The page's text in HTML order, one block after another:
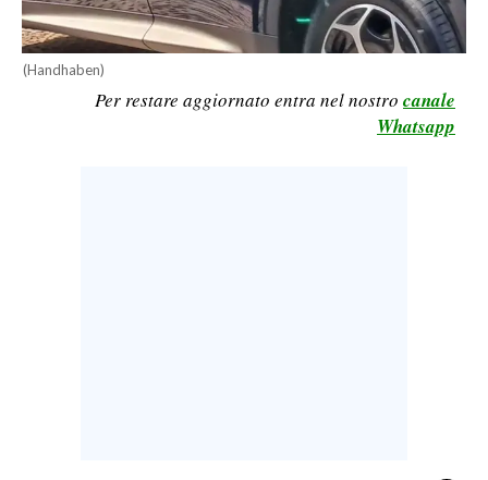
RISULTATI E CLASSIFICHE
CALCIO
CALCIO REGIONALE
(Handhaben)
Per restare aggiornato entra nel nostro canale
Whatsapp